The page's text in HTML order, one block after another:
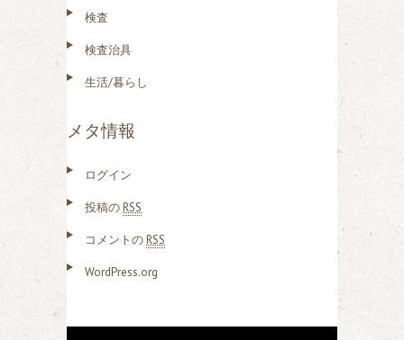
検査
検査治具
生活/暮らし
メタ情報
ログイン
投稿のRSS
コメントのRSS
WordPress.org